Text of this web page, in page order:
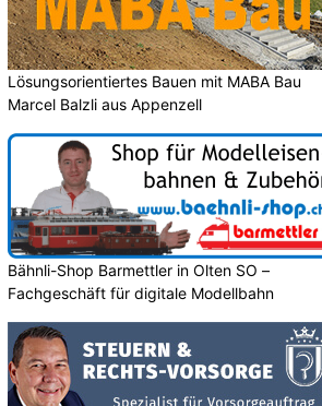
Lösungsorientiertes Bauen mit MABA Bau
Marcel Balzli aus Appenzell
Bähnli-Shop Barmettler in Olten SO –
Fachgeschäft für digitale Modellbahn